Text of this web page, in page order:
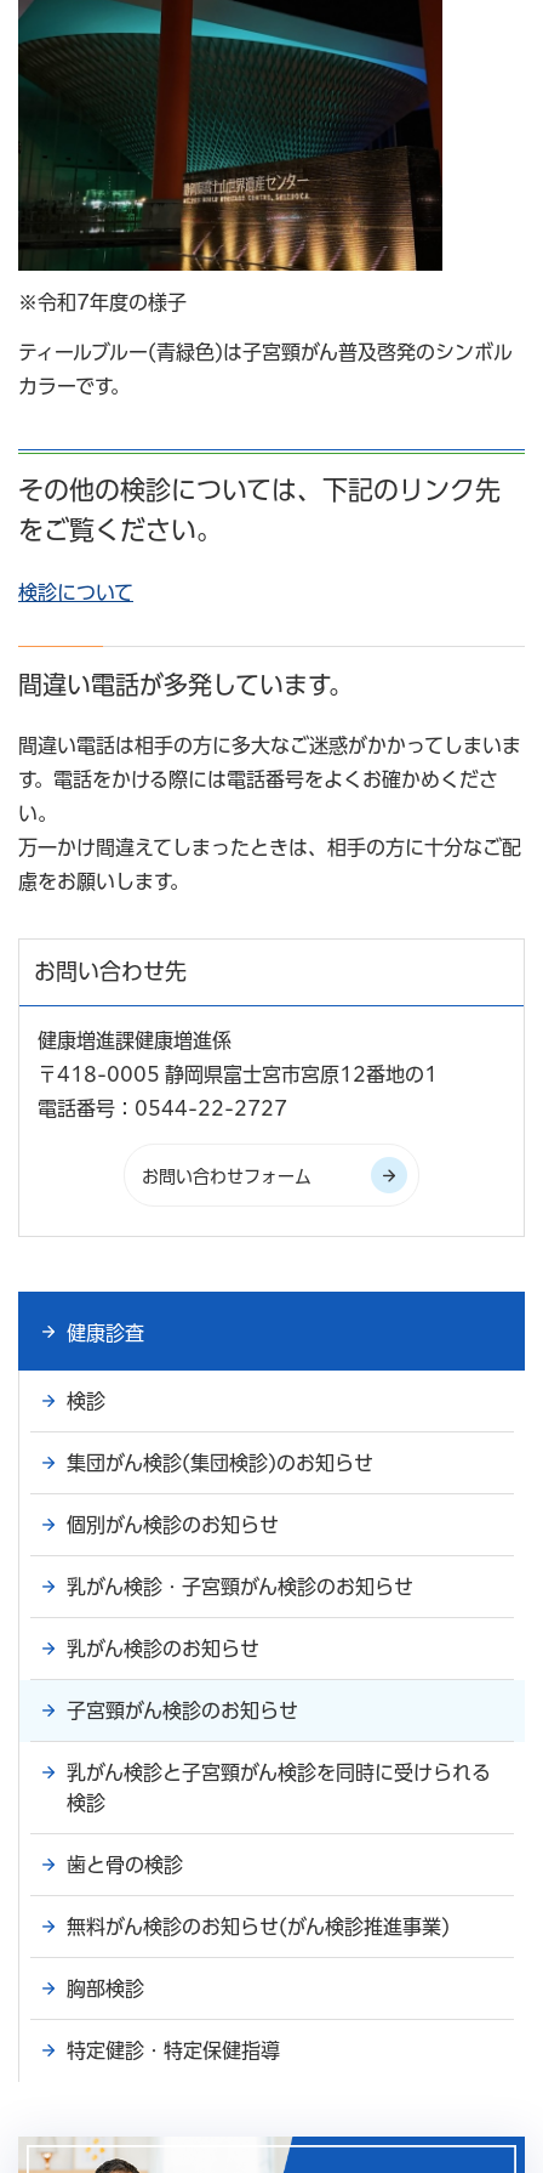
※令和7年度の様子
ティールブルー(青緑色)は子宮頸がん普及啓発のシンボル
カラーです。
その他の検診については、下記のリンク先
をご覧ください。
検診について
間違い電話が多発しています。
間違い電話は相手の方に多大なご迷惑がかかってしまいま
す。電話をかける際には電話番号をよくお確かめくださ
い。
万一かけ間違えてしまったときは、相手の方に十分なご配
慮をお願いします。
お問い合わせ先
健康増進課健康増進係
〒418-0005 静岡県富士宮市宮原12番地の1
電話番号：0544-22-2727
健康診査
検診
集団がん検診(集団検診)のお知らせ
個別がん検診のお知らせ
乳がん検診・子宮頸がん検診のお知らせ
乳がん検診のお知らせ
子宮頸がん検診のお知らせ
乳がん検診と子宮頸がん検診を同時に受けられる
検診
歯と骨の検診
無料がん検診のお知らせ(がん検診推進事業)
胸部検診
特定健診・特定保健指導